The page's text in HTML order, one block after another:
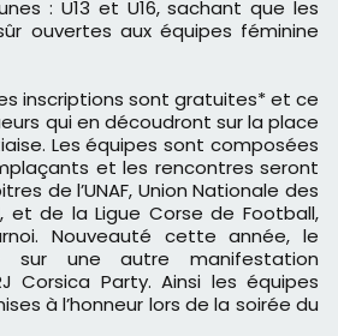
: U13 et U16, sachant que les
ouvertes aux équipes féminine
inscriptions sont gratuites* et ce
qui en découdront sur la place
Les équipes sont composées
et les rencontres seront
de l’UNAF, Union Nationale des
et de la Ligue Corse de Football,
Nouveauté cette année, le
sur une autre manifestation
Corsica Party. Ainsi les équipes
à l’honneur lors de la soirée du